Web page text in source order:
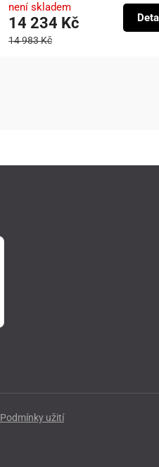
není skladem
14 234 Kč
14 983 Kč
Podmínky užití